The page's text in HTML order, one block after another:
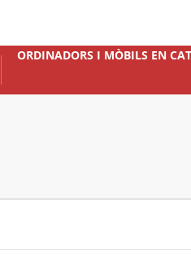
ORDINADORS I MÒBILS EN